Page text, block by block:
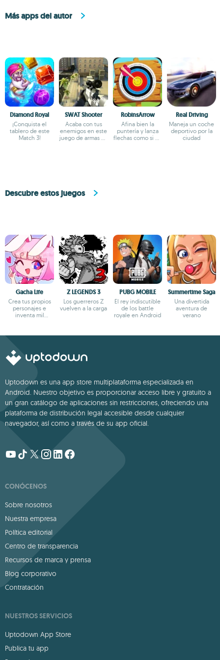
Más apps del autor
Diamond Royal
¡Conquista el
tablero de este
Match 3!
SWAT Shooter
Acaba con tus
enemigos en este
juego de armas en
RobinsArrow
Afina bien la
puntería y lanza
flechas como si no
Real Driving
Maneja un coche
deportivo por la
ciudad
Descubre estos juegos
Gacha Life
Crea tus propios
personajes e
inventa mil
Z LEGENDS 3
Los guerreros Z
vuelven a la carga
PUBG MOBILE
El rey indiscutible
de los battle
royale en Android
Summertime Saga
Una divertida
aventura de
verano
Uptodown es una app store multiplataforma especializada en
Android. Nuestro objetivo es proporcionar acceso libre y gratuito a
un gran catálogo de aplicaciones sin restricciones, ofreciendo una
plataforma de distribución legal accesible desde cualquier
navegador, así como a través de su app oficial.
CONÓCENOS
Sobre nosotros
Nuestra empresa
Política editorial
Centro de transparencia
Recursos de marca y prensa
Blog corporativo
Contratación
NUESTROS SERVICIOS
Uptodown App Store
Publica tu app